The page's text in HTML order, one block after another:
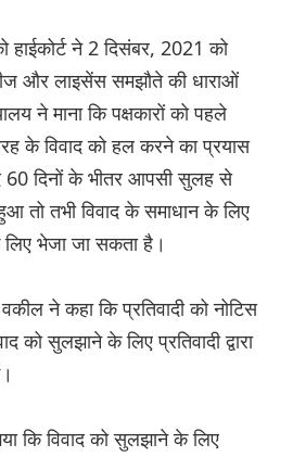
ने 2 दिसंबर, 2021 को
और लाइसेंस समझौते की धाराओं
ने माना कि पक्षकारों को पहले
के विवाद को हल करने का प्रयास
दिनों के भीतर आपसी सुलह से
तो तभी विवाद के समाधान के लिए
भेजा जा सकता है।
ने कहा कि प्रतिवादी को नोटिस
को सुलझाने के लिए प्रतिवादी द्वारा
कि विवाद को सुलझाने के लिए